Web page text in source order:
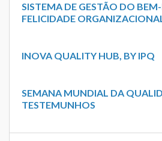
SISTEMA DE GESTÃO DO BEM-
FELICIDADE
INOVA QUALITY HUB, BY IPQ
SEMANA MUNDIAL DA
TESTEMUNHOS